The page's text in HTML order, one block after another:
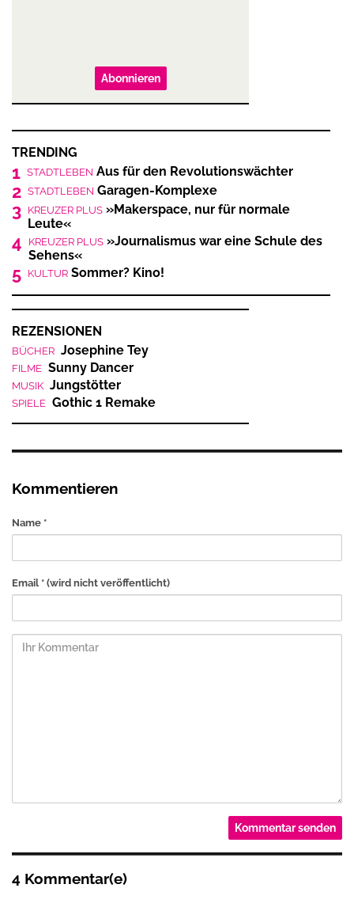
Abonnieren
TRENDING
1 STADTLEBEN Aus für den Revolutionswächter
2 STADTLEBEN Garagen-Komplexe
3 KREUZER PLUS »Makerspace, nur für normale
Leute«
4 KREUZER PLUS »Journalismus war eine Schule des
Sehens«
5 KULTUR Sommer? Kino!
REZENSIONEN
BÜCHER Josephine Tey
FILME Sunny Dancer
MUSIK Jungstötter
SPIELE Gothic 1 Remake
Kommentieren
Name *
Email * (wird nicht veröffentlicht)
4 Kommentar(e)